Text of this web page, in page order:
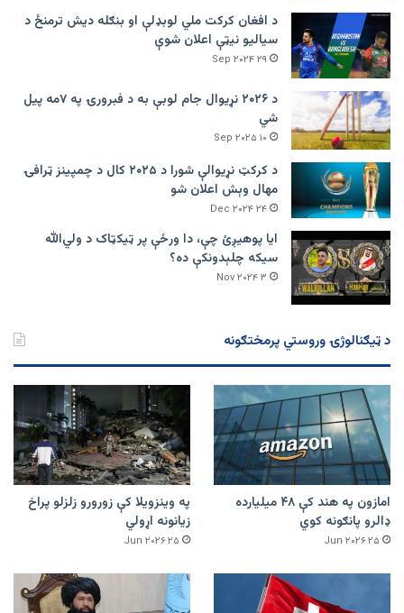
د افغان کرکت ملي لوبډلې او بنګله دیش ترمنځ د
سیالیو نیټې اعلان شوې
۲۹ Sep ۲۰۲۴
د ۲۰۲۶ نړیوال جام لوبې به د فبرورۍ په ۷مه پیل
شي
۱۰ Sep ۲۰۲۵
د کرکټ نړیوالې شورا د ۲۰۲۵ کال د چمپینز ټرافۍ
مهال وېش اعلان شو
۲۴ Dec ۲۰۲۴
ایا پوهیږئ چې، دا ورځې پر ټيکټاک د ولي‌الله
سیکه چلېدونکې ده؟
۳ Nov ۲۰۲۴
د ټیګنالوژۍ وروستي پرمختګونه
امازون په هند کې ۴۸ میلیارده
ډالرو پانګونه کوي
۲۵ Jun ۲۰۲۶
په وینزویلا کې زورورو زلزلو پراخ
زیانونه اړولي
۲۵ Jun ۲۰۲۶